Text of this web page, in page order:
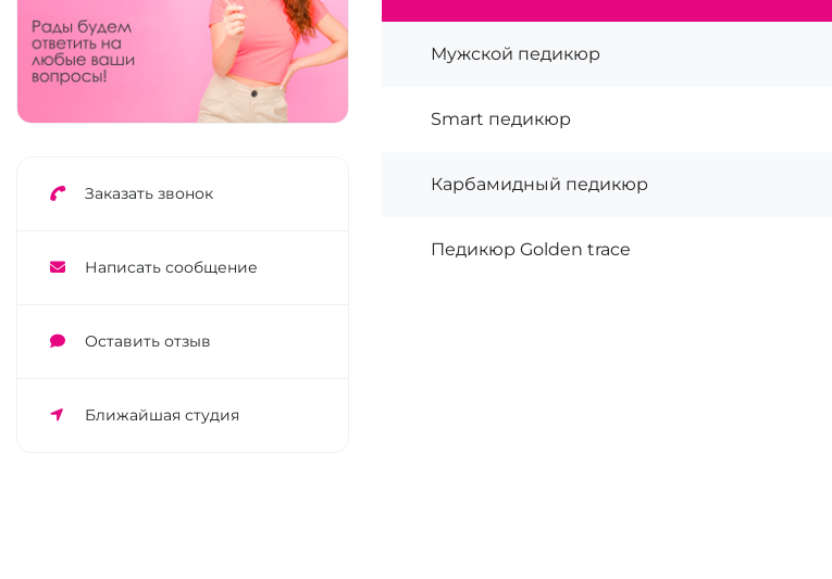
Заказать звонок
Написать сообщение
Оставить отзыв
Ближайшая студия
Мужской педикюр
Smart педикюр
Карбамидный педикюр
Педикюр Golden trace